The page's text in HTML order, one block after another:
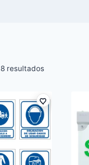
resultados